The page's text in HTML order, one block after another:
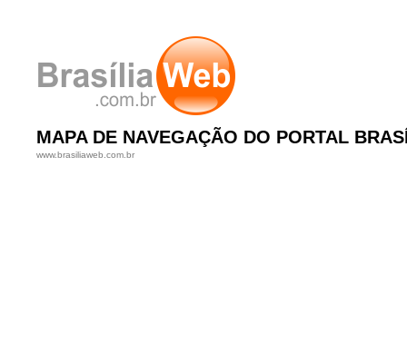
MAPA DE NAVEGAÇÃO DO PORTAL
www.brasiliaweb.com.br